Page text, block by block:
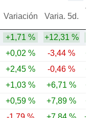
Variación Varia. 5d.
+1,71 % +12,31 %
+0,02 % -3,44 %
+2,45 % -0,46 %
+1,03 % +6,71 %
+0,59 % +7,89 %